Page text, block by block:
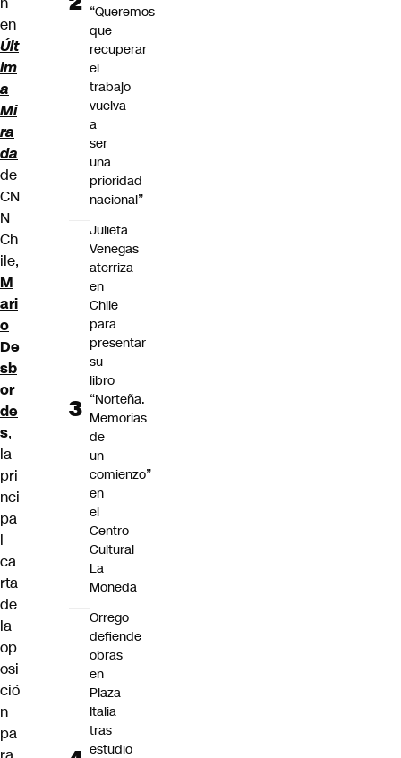
en
Últ
im
a
Mi
ra
da
de
CN
N
Ch
ile,
M
ari
o
De
sb
or
de
s,
la
pri
nci
pa
l
ca
rta
de
la
op
osi
ció
n
pa
“Queremos
que
recuperar
el
trabajo
vuelva
a
ser
una
prioridad
nacional”
Julieta
Venegas
aterriza
en
Chile
para
presentar
su
libro
“Norteña.
Memorias
de
un
comienzo”
en
el
Centro
Cultural
La
Moneda
Orrego
defiende
obras
en
Plaza
Italia
tras
estudio